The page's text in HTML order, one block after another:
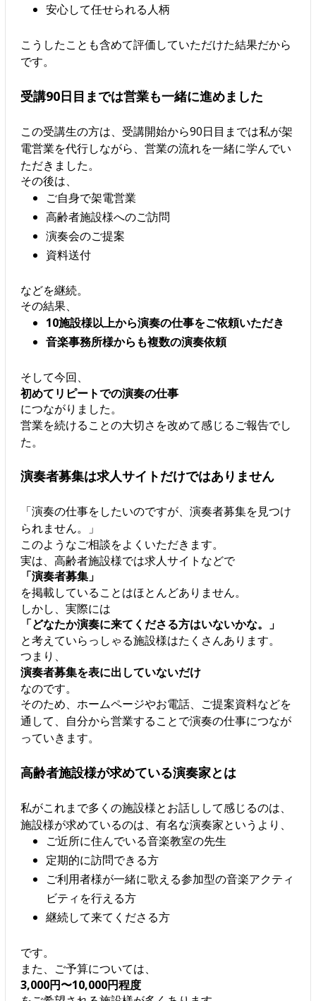
安心して任せられる人柄
こうしたことも含めて評価していただけた結果だから
です。
受講90日目までは営業も一緒に進めました
この受講生の方は、受講開始から90日目までは私が架
電営業を代行しながら、営業の流れを一緒に学んでい
ただきました。
その後は、
ご自身で架電営業
高齢者施設様へのご訪問
演奏会のご提案
資料送付
などを継続。
その結果、
10施設様以上から演奏の仕事をご依頼いただき
音楽事務所様からも複数の演奏依頼
そして今回、
初めてリピートでの演奏の仕事
につながりました。
営業を続けることの大切さを改めて感じるご報告でし
た。
演奏者募集は求人サイトだけではありません
「演奏の仕事をしたいのですが、演奏者募集を見つけ
られません。」
このようなご相談をよくいただきます。
実は、高齢者施設様では求人サイトなどで
「演奏者募集」
を掲載していることはほとんどありません。
しかし、実際には
「どなたか演奏に来てくださる方はいないかな。」
と考えていらっしゃる施設様はたくさんあります。
つまり、
演奏者募集を表に出していないだけ
なのです。
そのため、ホームページやお電話、ご提案資料などを
通して、自分から営業することで演奏の仕事につなが
っていきます。
高齢者施設様が求めている演奏家とは
私がこれまで多くの施設様とお話しして感じるのは、
施設様が求めているのは、有名な演奏家というより、
ご近所に住んでいる音楽教室の先生
定期的に訪問できる方
ご利用者様が一緒に歌える参加型の音楽アクティ
ビティを行える方
継続して来てくださる方
です。
また、ご予算については、
3,000円〜10,000円程度